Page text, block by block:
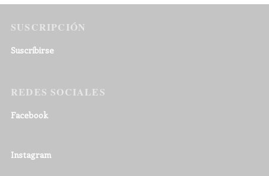
SUSCRIPCIÓN
Suscribirse
REDES SOCIALES
Facebook
Instagram